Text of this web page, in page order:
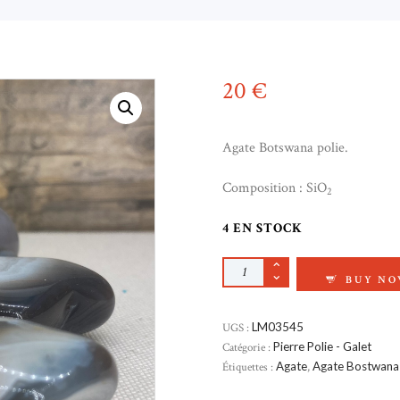
20 €
Agate Botswana polie.
Composition : SiO2
4 EN STOCK
QUANTITÉ DE
BUY
UGS : LM03545
Catégorie : Pierre Polie - Galet
Étiquettes : Agate,Agate Bostwana